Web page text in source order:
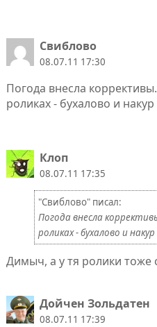
Свиблово
08.07.11 17:30
Погода внесла
роликах - бухалово и
Клоп
08.07.11 17:35
"Свиблово" писал:
Погода внесла
роликах - бухалово и
Димыч, а у тя ролики тоже
Дойчен Зольдатен
08.07.11 17:39